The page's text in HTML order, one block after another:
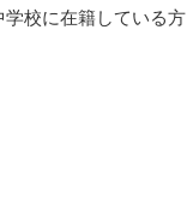
校に在籍している方